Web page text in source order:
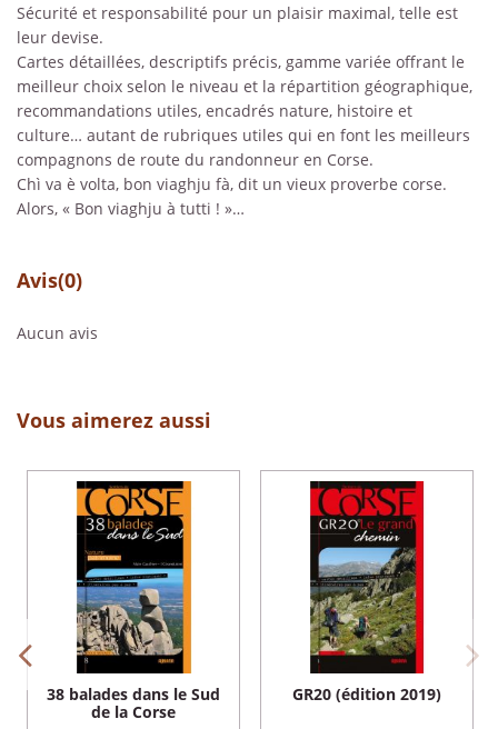
Sécurité et responsabilité pour un plaisir maximal, telle est
leur devise.
Cartes détaillées, descriptifs précis, gamme variée offrant le
meilleur choix selon le niveau et la répartition géographique,
recommandations utiles, encadrés nature, histoire et
culture… autant de rubriques utiles qui en font les meilleurs
compagnons de route du randonneur en Corse.
Chì va è volta, bon viaghju fà, dit un vieux proverbe corse.
Alors, « Bon viaghju à tutti ! »…
Avis(0)
Aucun avis
Vous aimerez aussi
38 balades dans le Sud
de la Corse
GR20 (édition 2019)